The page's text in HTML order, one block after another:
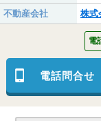
不動産会社
株式
電
電話問合せ